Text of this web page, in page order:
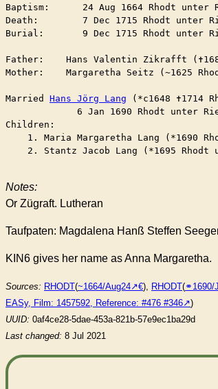
Baptism:      24 Aug 1664 Rhodt unter
Death:        7 Dec 1715 Rhodt unter
Burial:       9 Dec 1715 Rhodt unter
Father:    Hans Valentin Zikrafft
Mother:    Margaretha Seitz (~1625
Hans Jörg Lang (*c1648 ✝︎1714
6 Jan 1690 Rhodt unter
Children:
1. Maria Margaretha Lang (*1690
2. Stantz Jacob Lang (*1695 Rhodt
Notes:
Or Zügraft. Lutheran
Taufpaten: Magdalena Hanß Steffen
KIN6 gives her name as Anna Margaretha.
Sources: RHODT(~1664/Aug24 ), RHODT(⚭1690/
EASy, Film: 1457592, Reference: #476 #346
)
UUID: 0af4ce28-5dae-453a-821b-57e9ec1ba29d
Last changed: 8 Jul 2021